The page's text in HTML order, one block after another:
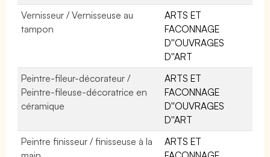
Vernisseur / Vernisseuse au
tampon
ARTS ET
FACONNAGE
D''OUVRAGES
D''ART
Peintre-fileur-décorateur /
Peintre-fileuse-décoratrice en
céramique
ARTS ET
FACONNAGE
D''OUVRAGES
D''ART
Peintre finisseur / finisseuse à la
ARTS ET